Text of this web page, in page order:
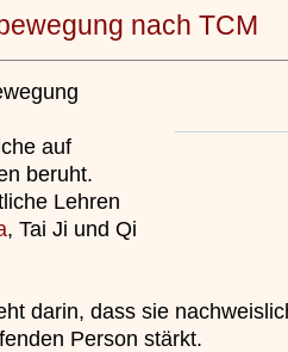
nach TCM
auf
beruht.
Lehren
, Tai Ji und Qi
darin, dass sie
Person stärkt.
dass jeder